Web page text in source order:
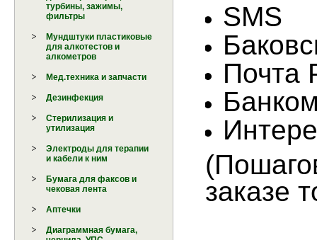
турбины, зажимы,
фильтры
Мундштуки пластиковые
для алкотестов и
алкометров
Мед.техника и запчасти
Дезинфекция
Стерилизация и
утилизация
Электроды для терапии
и кабели к ним
Бумага для факсов и
чековая лента
Аптечки
Диаграммная бумага,
SMS
Почта
заказе